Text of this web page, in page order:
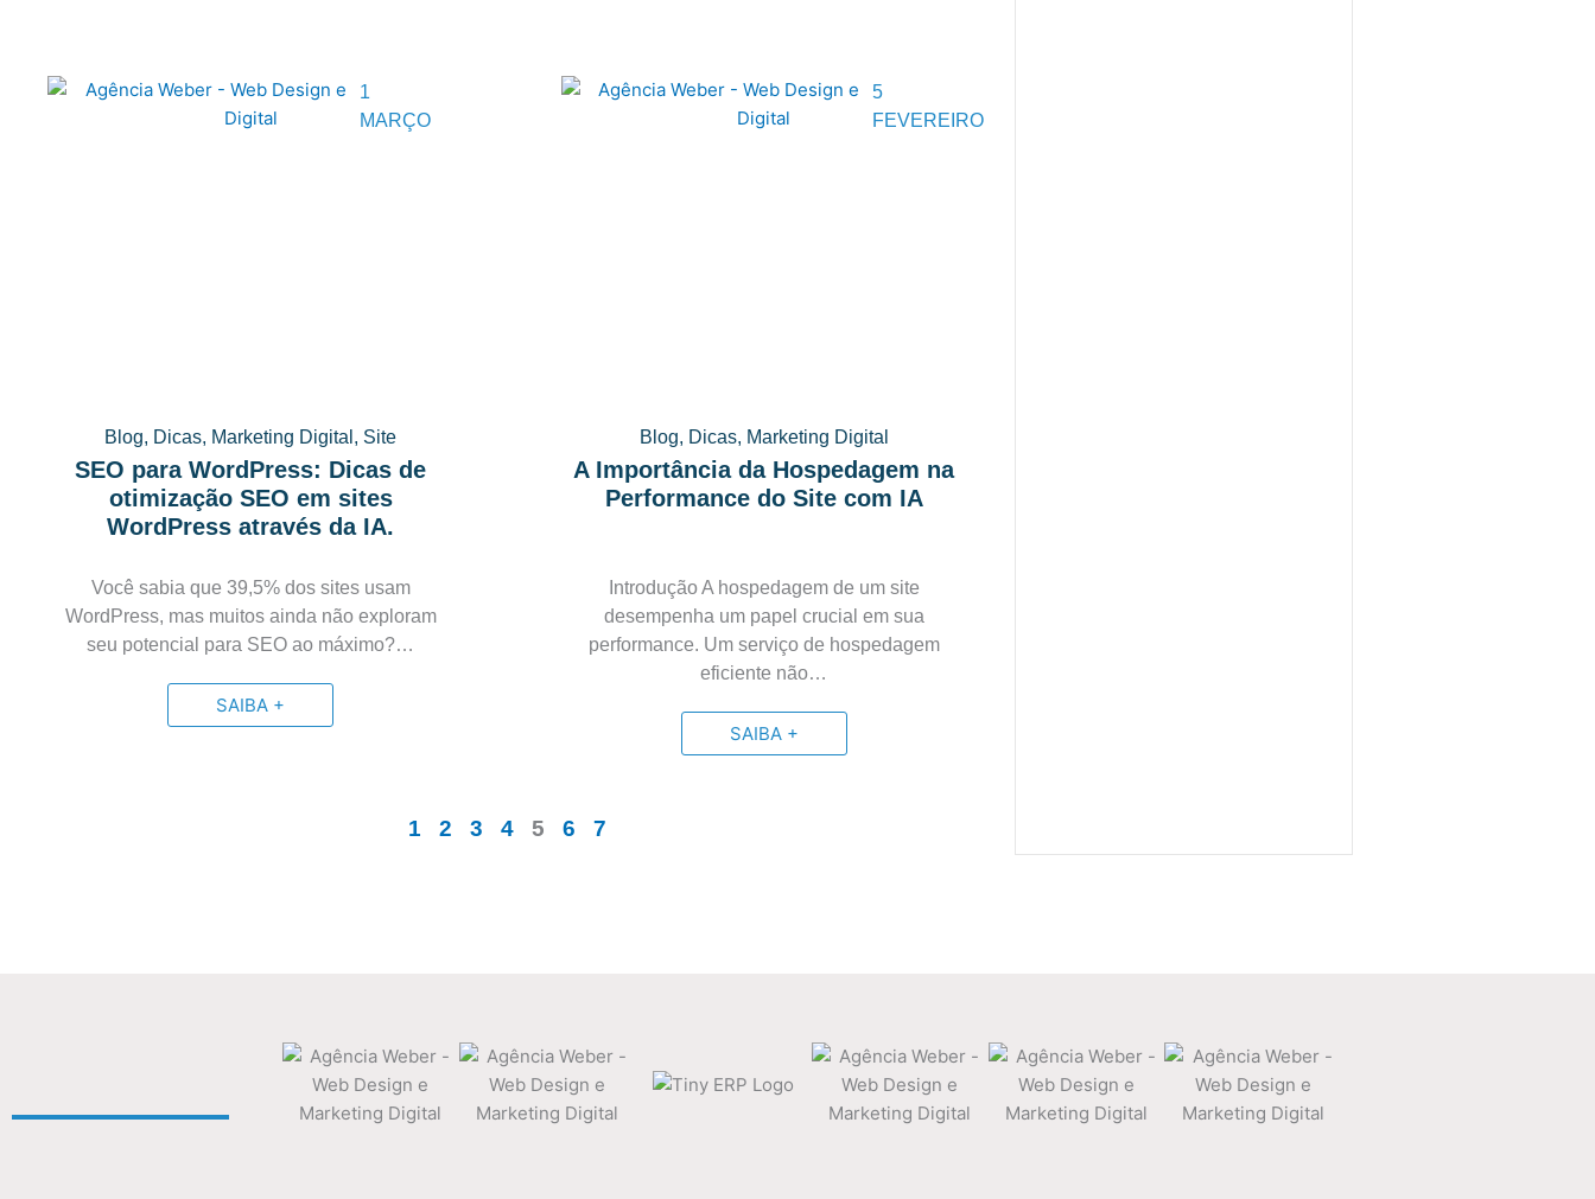
Blog, Dicas, Marketing Digital , Site
SEO para WordPress: Dicas de
otimização SEO em sites
WordPress através da IA.
1
MARÇO
Você sabia que 39,5% dos sites usam
WordPress, mas muitos ainda não exploram
seu potencial para SEO ao máximo?…
SAIBA +
Blog, Dicas, Marketing Digital
A Importância da Hospedagem na
Performance do Site com IA
5
FEVEREIRO
Introdução A hospedagem de um site
desempenha um papel crucial em sua
performance. Um serviço de hospedagem
eficiente não…
SAIBA +
1 2 3 4 5 6 7